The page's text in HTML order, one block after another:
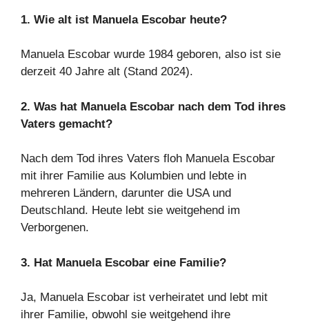
1. Wie alt ist Manuela Escobar heute?
Manuela Escobar wurde 1984 geboren, also ist sie
derzeit 40 Jahre alt (Stand 2024).
2. Was hat Manuela Escobar nach dem Tod ihres
Vaters gemacht?
Nach dem Tod ihres Vaters floh Manuela Escobar
mit ihrer Familie aus Kolumbien und lebte in
mehreren Ländern, darunter die USA und
Deutschland. Heute lebt sie weitgehend im
Verborgenen.
3. Hat Manuela Escobar eine Familie?
Ja, Manuela Escobar ist verheiratet und lebt mit
ihrer Familie, obwohl sie weitgehend ihre